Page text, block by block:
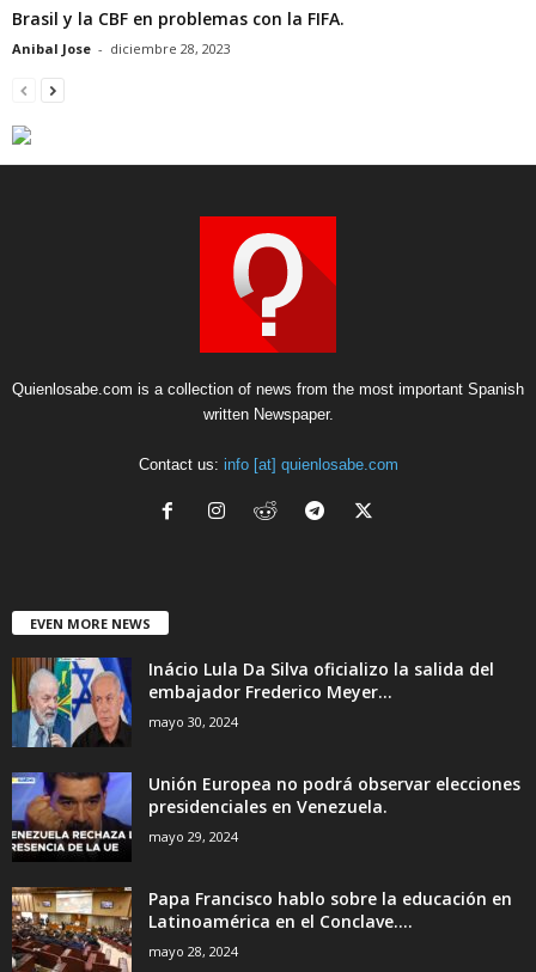
Brasil y la CBF en problemas con la FIFA.
Anibal Jose - diciembre 28, 2023
Quienlosabe.com is a collection of news from the most important Spanish
written Newspaper.
Contact us: info [at] quienlosabe.com
EVEN MORE NEWS
Inácio Lula Da Silva oficializo la salida del
embajador Frederico Meyer...
mayo 30, 2024
Unión Europea no podrá observar elecciones
presidenciales en Venezuela.
mayo 29, 2024
Papa Francisco hablo sobre la educación en
Latinoamérica en el Conclave....
mayo 28, 2024